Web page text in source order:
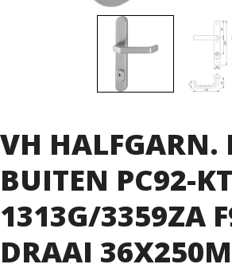
VH HALFGARN.
BUITEN PC92-
1313G/3359ZA
DRAAI